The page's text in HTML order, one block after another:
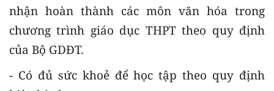
nhận hoàn thành các môn văn hóa trong
chương trình giáo dục THPT theo quy định
của Bộ GDĐT.
- Có đủ sức khoẻ để học tập theo quy định